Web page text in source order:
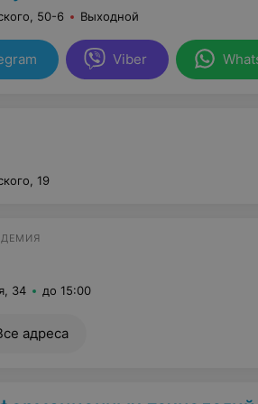
50-6 Выходной
Viber
19
34 до 15:00
адреса